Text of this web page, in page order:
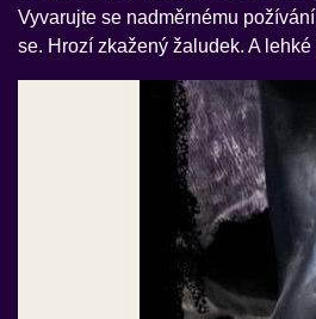
Vyvarujte se nadměrnému
se. Hrozí zkažený žaludek. A lehké